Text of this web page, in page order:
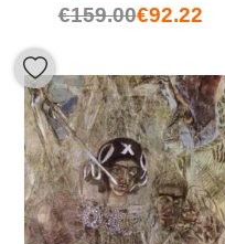
€159.00€92.22